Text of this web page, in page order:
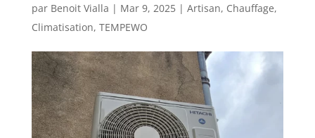
par Benoit Vialla | Mar 9, 2025| Artisan, Chauffage,
Climatisation, TEMPEWO